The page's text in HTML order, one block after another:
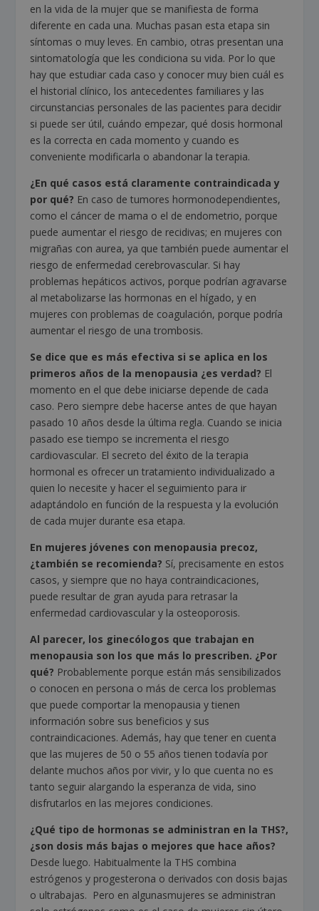
en la vida de la mujer que se manifiesta de forma
diferente en cada una. Muchas pasan esta etapa sin
síntomas o muy leves. En cambio, otras presentan una
sintomatología que les condiciona su vida. Por lo que
hay que estudiar cada caso y conocer muy bien cuál es
el historial clínico, los antecedentes familiares y las
circunstancias personales de las pacientes para decidir
si puede ser útil, cuándo empezar, qué dosis hormonal
es la correcta en cada momento y cuando es
conveniente modificarla o abandonar la terapia.
¿En qué casos está claramente contraindicada y
por qué? En caso de tumores hormonodependientes,
como el cáncer de mama o el de endometrio, porque
puede aumentar el riesgo de recidivas; en mujeres con
migrañas con aurea, ya que también puede aumentar el
riesgo de enfermedad cerebrovascular. Si hay
problemas hepáticos activos, porque podrían agravarse
al metabolizarse las hormonas en el hígado, y en
mujeres con problemas de coagulación, porque podría
aumentar el riesgo de una trombosis.
Se dice que es más efectiva si se aplica en los
primeros años de la menopausia ¿es verdad? El
momento en el que debe iniciarse depende de cada
caso. Pero siempre debe hacerse antes de que hayan
pasado 10 años desde la última regla. Cuando se inicia
pasado ese tiempo se incrementa el riesgo
cardiovascular. El secreto del éxito de la terapia
hormonal es ofrecer un tratamiento individualizado a
quien lo necesite y hacer el seguimiento para ir
adaptándolo en función de la respuesta y la evolución
de cada mujer durante esa etapa.
En mujeres jóvenes con menopausia precoz,
¿también se recomienda? Sí, precisamente en estos
casos, y siempre que no haya contraindicaciones,
puede resultar de gran ayuda para retrasar la
enfermedad cardiovascular y la osteoporosis.
Al parecer, los ginecólogos que trabajan en
menopausia son los que más lo prescriben. ¿Por
qué? Probablemente porque están más sensibilizados
o conocen en persona o más de cerca los problemas
que puede comportar la menopausia y tienen
información sobre sus beneficios y sus
contraindicaciones. Además, hay que tener en cuenta
que las mujeres de 50 o 55 años tienen todavía por
delante muchos años por vivir, y lo que cuenta no es
tanto seguir alargando la esperanza de vida, sino
disfrutarlos en las mejores condiciones.
¿Qué tipo de hormonas se administran en la THS?,
¿son dosis más bajas o mejores que hace años?
Desde luego. Habitualmente la THS combina
estrógenos y progesterona o derivados con dosis bajas
o ultrabajas. Pero en algunasmujeres se administran